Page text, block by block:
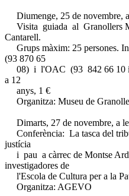
Diumenge, 25 de novembre,
Visita guiada al Granollers
Cantarell.
Grups màxim: 25 persones.
(93 870 65
08) i l'OAC (93 842 66 10 i
a 12
anys, 1 €
Organitza: Museu de
Dimarts, 27 de novembre, a
Conferència: La tasca del
justícia
i pau a càrrec de Montse
investigadores de
l'Escola de Cultura per a la
Organitza: AGEVO